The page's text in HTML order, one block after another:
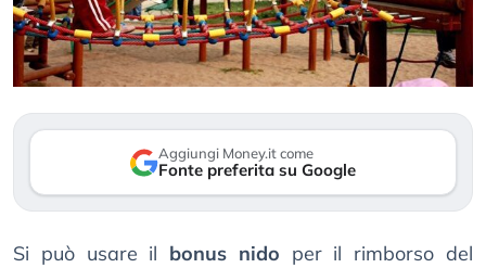
Aggiungi Money.it come
Fonte preferita su Google
Si può usare il bonus nido per il rimborso del